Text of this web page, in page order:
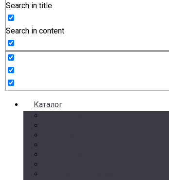
Search in title
Search in content
Каталог